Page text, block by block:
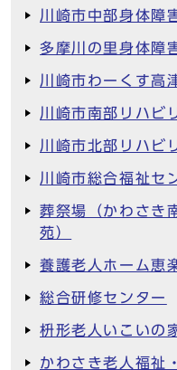
川崎市中部身体障
多摩川の里身体障
川崎市わーくす高
川崎市南部リハビ
川崎市北部リハビ
川崎市総合福祉セ
葬祭場（かわさき
苑）
養護老人ホーム恵
総合研修センター
枡形老人いこいの
かわさき老人福祉